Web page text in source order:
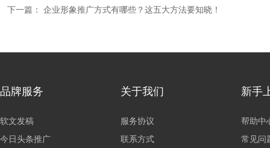
下一篇： 企业形象推广方式有哪些？这五大方法要知晓！
品牌服务
软文发稿
今日头条推广
关于我们
服务协议
联系方式
新手
帮助中
常见问